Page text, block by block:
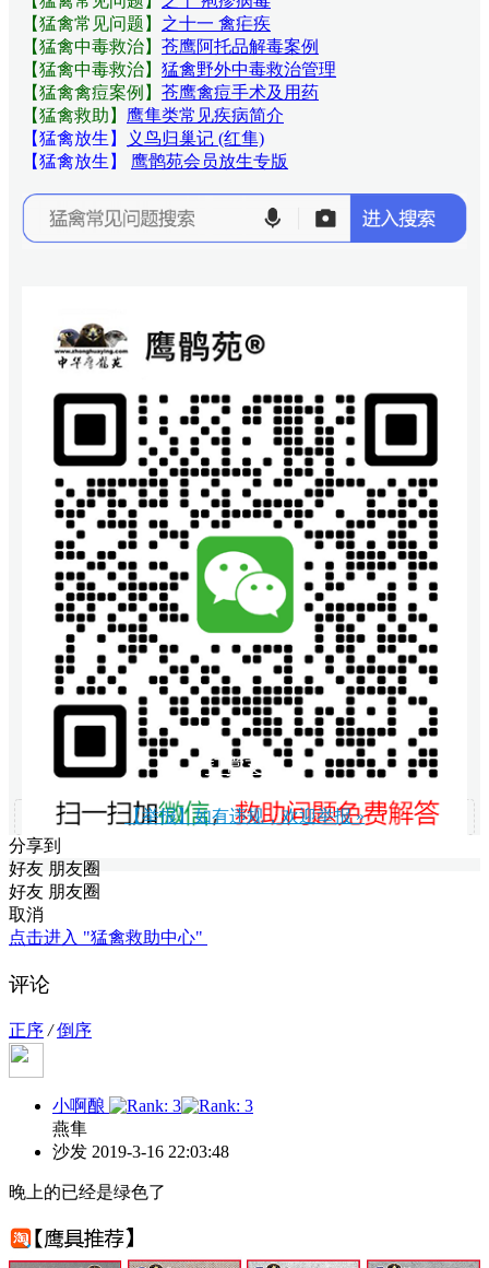
【猛禽常见问题 】 之十一 禽疟疾
【猛禽中毒救治】 苍鹰阿托品解毒案例
【猛禽中毒救治】 猛禽野外中毒救治管理
【猛禽禽痘案例】 苍鹰禽痘手术及用药
【猛禽救助】 鹰隼类常见疾病简介
【猛禽放生】
义鸟归巢记 (红隼)
【猛禽放生】
鹰鹘苑会员放生专版
打赏支持
【举报】如有违规，欢迎举报 »
分享到
好友 朋友圈
好友 朋友圈
取消
点击进入 "猛禽救助中心"
评论
正序 / 倒序
小啊酿
燕隼
沙发 2019-3-16 22:03:48
晚上的已经是绿色了